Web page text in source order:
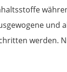
und
werden.